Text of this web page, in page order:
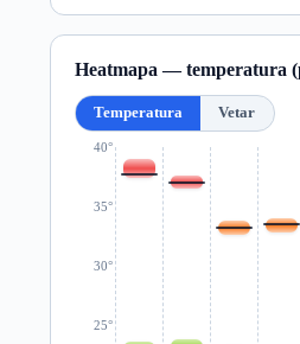
Heatmapa — temperatura
Temperatura Vetar
25°
30°
35°
40°